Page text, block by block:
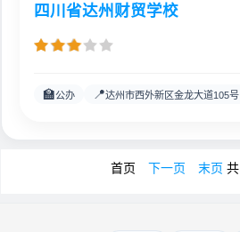
四川省达州财贸学校
🏫公办 📍达州市西外新区金龙大道105号
首页 下一页 末页 共